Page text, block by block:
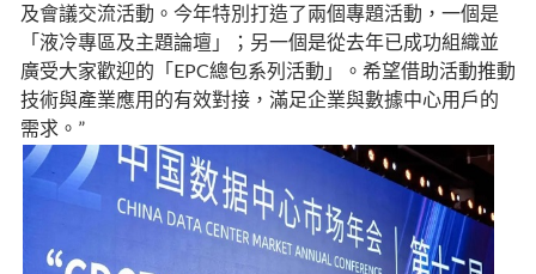
及會議交流活動。今年特別打造了兩個專題活動，一個是
「液冷專區及主題論壇」；另一個是從去年已成功組織並
廣受大家歡迎的「EPC總包系列活動」。希望借助活動推動
技術與產業應用的有效對接，滿足企業與數據中心用戶的
需求。”